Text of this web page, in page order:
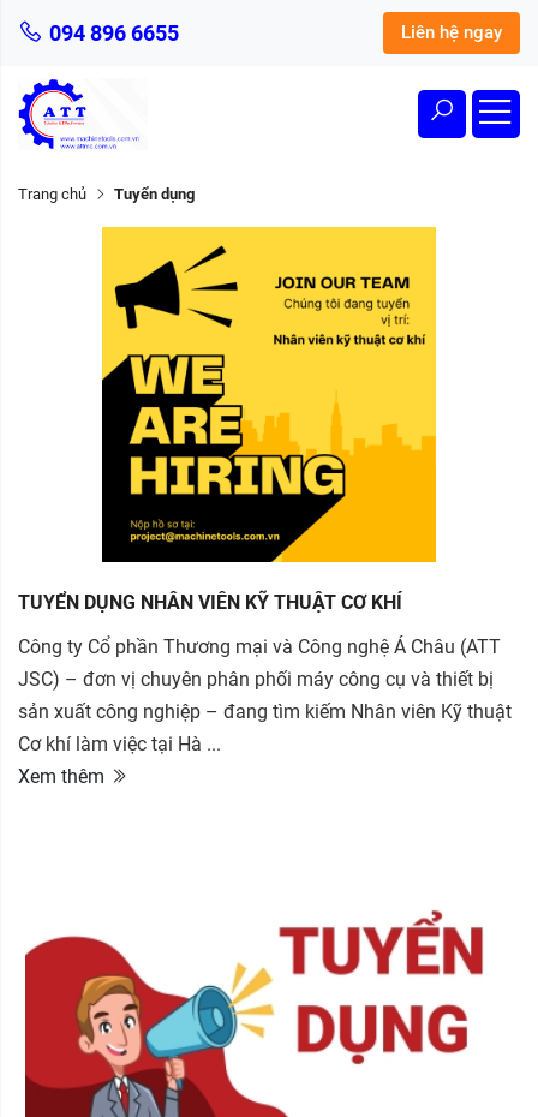
094 896 6655 Liên hệ ngay
Trang chủ Tuyển dụng
TUYỂN DỤNG NHÂN VIÊN KỸ THUẬT CƠ KHÍ
Công ty Cổ phần Thương mại và Công nghệ Á Châu (ATT
JSC) – đơn vị chuyên phân phối máy công cụ và thiết bị
sản xuất công nghiệp – đang tìm kiếm Nhân viên Kỹ thuật
Cơ khí làm việc tại Hà ...
Xem thêm